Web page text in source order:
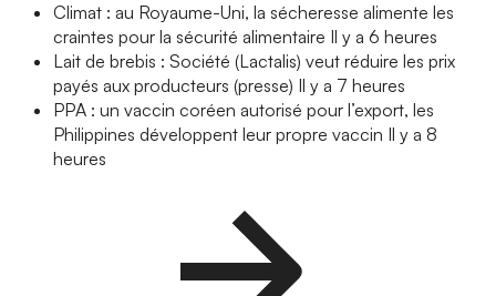
Climat : au Royaume-Uni, la sécheresse alimente les
craintes pour la sécurité alimentaire Il y a 6 heures
Lait de brebis : Société (Lactalis) veut réduire les prix
payés aux producteurs (presse) Il y a 7 heures
PPA : un vaccin coréen autorisé pour l’export, les
Philippines développent leur propre vaccin Il y a 8
heures